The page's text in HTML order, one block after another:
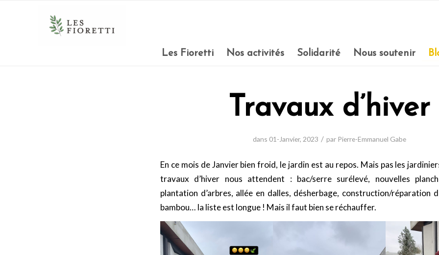
Les Fioretti Nos activités Solidarité Nous soutenir
Travaux d’hiver
dans 01-Janvier, 2023 / par Pierre-Emmanuel Gabe
En ce mois de Janvier bien froid, le jardin est au repos. Mais pas les
travaux d’hiver nous attendent : bac/serre surélevé, nouvelles
plantation d’arbres, allée en dalles, désherbage, construction/réparation
bambou… la liste est longue ! Mais il faut bien se réchauffer.